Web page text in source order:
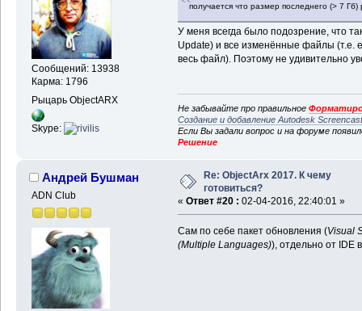
Сообщений: 13938
Карма: 1796
Рыцарь ObjectARX
Skype:
получается что размер последнего (> 7
У меня всегда было подозрение, что
Update) и все изменённые файлы (т.е.
весь файл). Поэтому не удивительно
Не забывайте про правильное
Создание и добавление Autodesk
Если Вы задали вопрос и на форуме
Решение
Андрей Бушман
ADN Club
Re: ObjectArx 2017. К чему
готовиться?
« Ответ #20 : 02-04-2016, 22:40:01 »
Сам по себе пакет обновления (Visual
(Multiple Languages)), отдельно от IDE